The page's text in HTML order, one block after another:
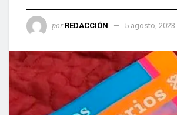
por REDACCIÓN 5 agosto, 2023